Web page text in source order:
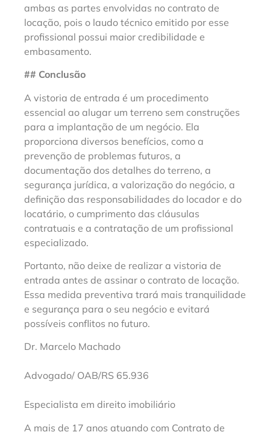
ambas as partes envolvidas no contrato de
locação, pois o laudo técnico emitido por esse
profissional possui maior credibilidade e
embasamento.
## Conclusão
A vistoria de entrada é um procedimento
essencial ao alugar um terreno sem construções
para a implantação de um negócio. Ela
proporciona diversos benefícios, como a
prevenção de problemas futuros, a
documentação dos detalhes do terreno, a
segurança jurídica, a valorização do negócio, a
definição das responsabilidades do locador e do
locatário, o cumprimento das cláusulas
contratuais e a contratação de um profissional
especializado.
Portanto, não deixe de realizar a vistoria de
entrada antes de assinar o contrato de locação.
Essa medida preventiva trará mais tranquilidade
e segurança para o seu negócio e evitará
possíveis conflitos no futuro.
Dr. Marcelo Machado
Advogado/ OAB/RS 65.936
Especialista em direito imobiliário
A mais de 17 anos atuando com Contrato de